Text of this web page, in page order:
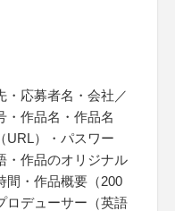
・応募者名・会社／
・作品名・作品名
URL）・パスワー
・作品のオリジナル
間・作品概要（200
ロデューサー（英語